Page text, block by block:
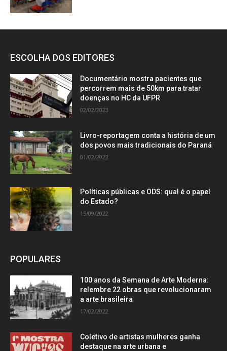
ESCOLHA DOS EDITORES
Documentário mostra pacientes que
percorrem mais de 50km para tratar
doenças no HC da UFPR
02/02/2023
Livro-reportagem conta a história de um
dos povos mais tradicionais do Paraná
01/02/2023
Políticas públicas e ODS: qual é o papel
do Estado?
15/09/2022
POPULARES
100 anos da Semana de Arte Moderna:
relembre 22 obras que revolucionaram
a arte brasileira
17/02/2022
Coletivo de artistas mulheres ganha
destaque na arte urbana e